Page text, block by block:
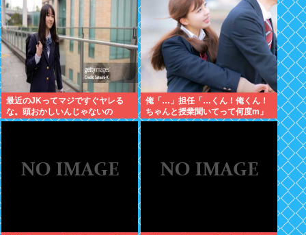
最近のJKってマジですぐヤレる
な。頭おかしいんじゃないの
俺「…」担任「…くん！俺くん！
ちゃんと授業聞いてって何度m」
俺「(───来るッ！)」